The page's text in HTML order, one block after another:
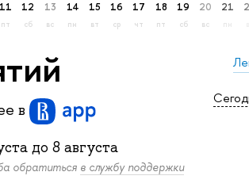
11
пт
12
сб
13
вс
14
пн
15
вт
16
ср
17
чт
18
пт
19
сб
20
вс
21
пн
в
до8 августа
обратиться в службу поддержки